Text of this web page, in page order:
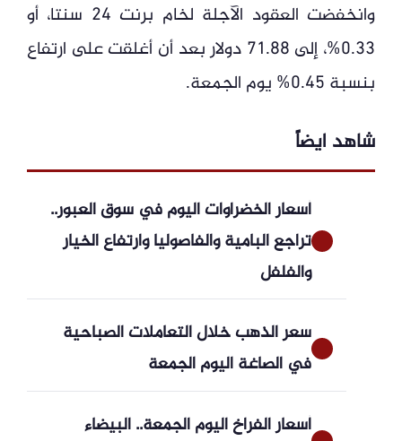
وانخفضت العقود الآجلة لخام برنت 24 سنتا، أو
0.33%، إلى 71.88 دولار بعد أن أغلقت على ارتفاع
بنسبة 0.45% يوم الجمعة.
شاهد ايضاً
أسعار الخضراوات اليوم في سوق العبور..
تراجع البامية والفاصوليا وارتفاع الخيار
والفلفل
سعر الذهب خلال التعاملات الصباحية
في الصاغة اليوم الجمعة
أسعار الفراخ اليوم الجمعة.. البيضاء